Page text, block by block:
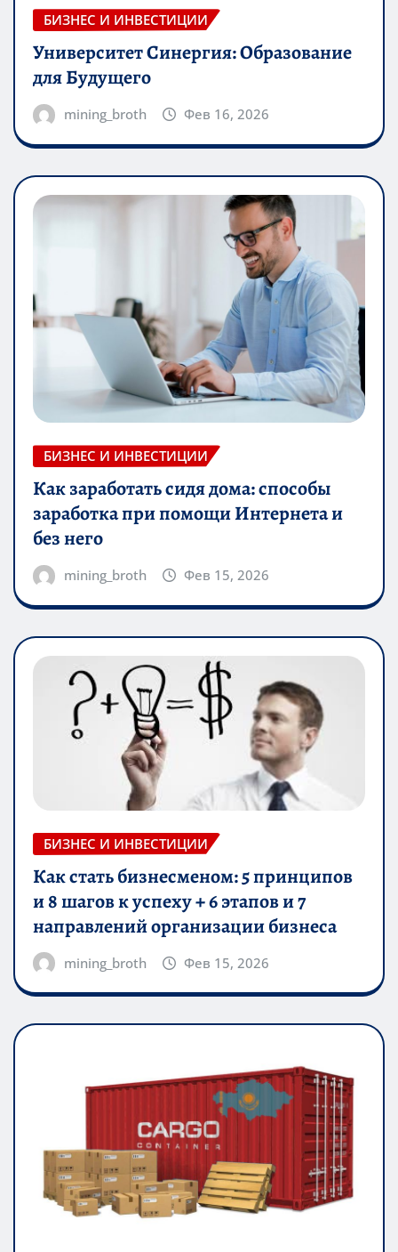
БИЗНЕС И ИНВЕСТИЦИИ
Университет Синергия: Образование
для Будущего
mining_broth Фев 16, 2026
БИЗНЕС И ИНВЕСТИЦИИ
Как заработать сидя дома: способы
заработка при помощи Интернета и
без него
mining_broth Фев 15, 2026
БИЗНЕС И ИНВЕСТИЦИИ
Как стать бизнесменом: 5 принципов
и 8 шагов к успеху + 6 этапов и 7
направлений организации бизнеса
mining_broth Фев 15, 2026